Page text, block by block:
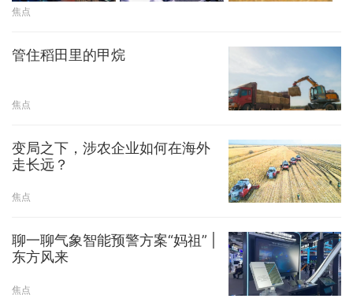
焦点
管住稻田里的甲烷
焦点
变局之下，涉农企业如何在海外
走长远？
焦点
聊一聊气象智能预警方案“妈祖” |
东方风来
焦点